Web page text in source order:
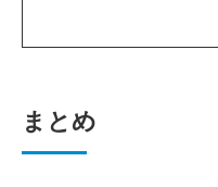
まとめ